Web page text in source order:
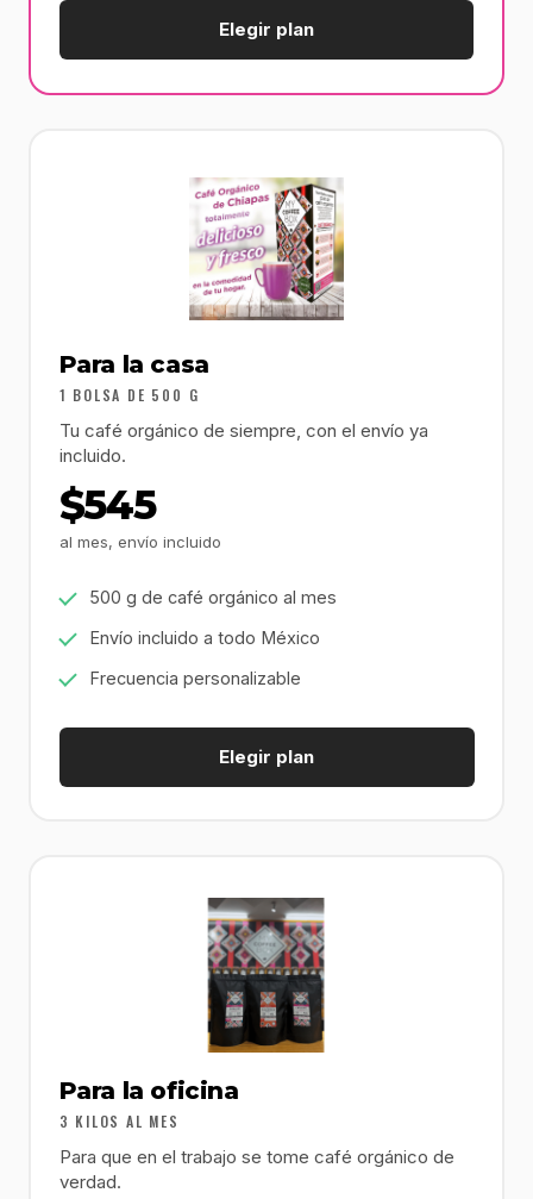
Elegir plan
Para la casa
1 BOLSA DE 500 G
Tu café orgánico de siempre, con el envío ya
incluido.
$545
al mes, envío incluido
500 g de café orgánico al mes
Envío incluido a todo México
Frecuencia personalizable
Elegir plan
Para la oficina
3 KILOS AL MES
Para que en el trabajo se tome café orgánico de
verdad.